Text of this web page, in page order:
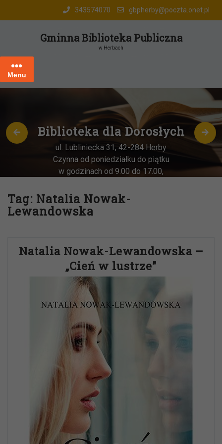
343574070 gbpherby@poczta.onet.pl
Gminna Biblioteka Publiczna
w Herbach
Menu
Biblioteka dla Dorosłych
ul. Lubliniecka 31, 42-284 Herby
Czynna od poniedziałku do piątku
w godzinach od 9.00 do 17.00,
w godz. 9:00-13:00
Tag: Natalia Nowak-
Lewandowska
Natalia Nowak-Lewandowska –
„Cień w lustrze”